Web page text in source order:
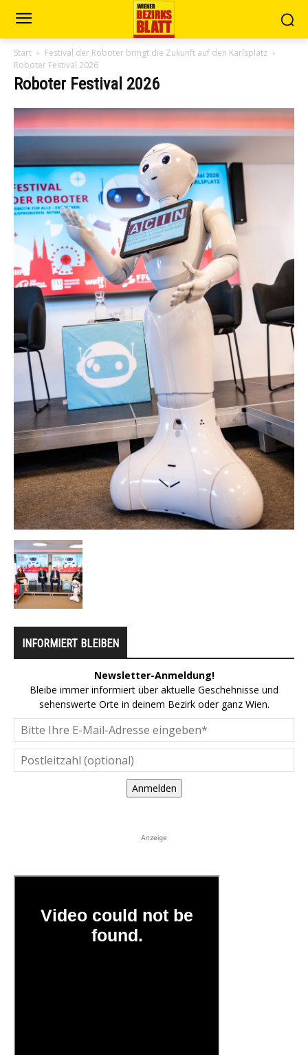
Start
Festival der Roboter bringt die Zukunft auf den Karlsplatz
Roboter Festival 2026
Roboter Festival 2026
INFORMIERT BLEIBEN
Newsletter-Anmeldung!
Bleibe immer informiert über aktuelle Geschehnisse und
sehenswerte Orte in deinem Bezirk oder ganz Wien.
Anmelden
Anzeige